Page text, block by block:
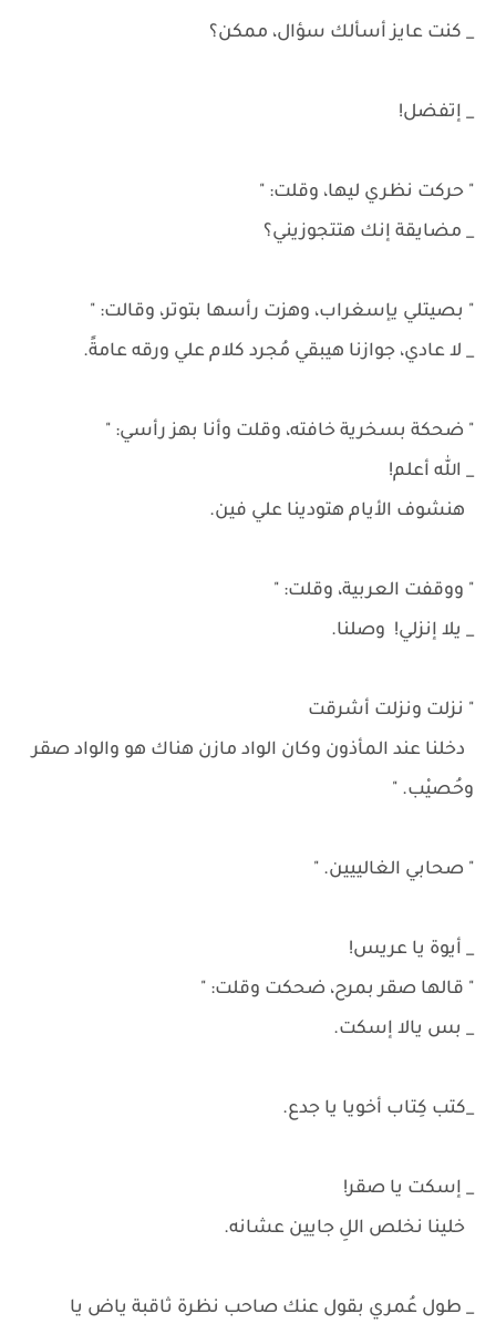
_ كنت عايز أسألك سؤال، ممكن؟
_ إتفضل!
" حركت نظري ليها، وقلت: "
_ مضايقة إنك هتتجوزيني؟
" بصيتلي يإسغراب، وهزت رأسها بتوتر، وقالت: "
_ لا عادي، جوازنا هيبقي مُجرد كلام علي ورقه عامةً.
" ضحكة بسخرية خافته، وقلت وأنا بهز رأسي: "
_ الله أعلم!
هنشوف الأيام هتودينا علي فين.
" ووقفت العربية، وقلت: "
_ يلا إنزلي! وصلنا.
" نزلت ونزلت أشرقت
دخلنا عند المأذون وكان الواد مازن هناك هو والواد صقر
وحُصيْب. "
" صحابي الغالييين. "
_ أيوة يا عريس!
" قالها صقر بمرح، ضحكت وقلت: "
_ بس يالا إسكت.
_كتب كِتاب أخويا يا جدع.
_ إسكت يا صقر!
خلينا نخلص اللِ جايين عشانه.
_ طول عُمري بقول عنك صاحب نظرة ثاقبة ياض يا